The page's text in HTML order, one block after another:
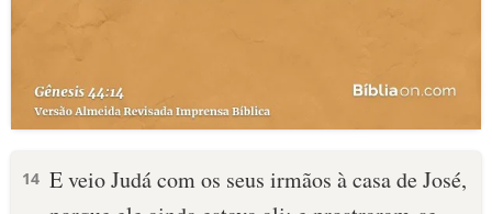
14 E veio Judá com os seus irmãos à casa de José,